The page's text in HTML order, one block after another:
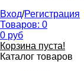
Вход/Регистрация
Товаров: 0
0 руб
Корзина пуста!
Каталог товаров